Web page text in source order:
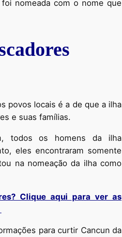
nomeada com o nome que
povos locais é a de que a ilha
e suas famílias.
todos os homens da ilha
eles encontraram somente
na nomeação da ilha como
Clique aqui para ver as
para curtir Cancun da